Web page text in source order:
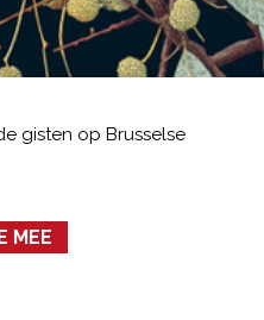
gisten op Brusselse
MEE